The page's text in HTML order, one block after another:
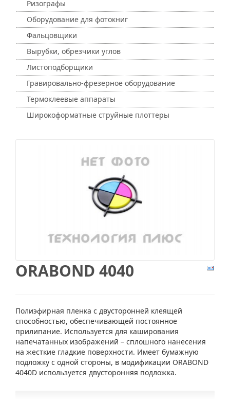
Ризографы
Оборудование для фотокниг
Фальцовщики
Вырубки, обрезчики углов
Листоподборщики
Гравировально-фрезерное оборудование
Термоклеевые аппараты
Широкоформатные струйные плоттеры
ORABOND 4040
Полиэфирная пленка с двусторонней клеящей
способностью, обеспечивающей постоянное
прилипание. Используется для каширования
напечатанных изображений – сплошного нанесения
на жесткие гладкие поверхности. Имеет бумажную
подложку с одной стороны, в модификации ORABOND
4040D используется двусторонняя подложка.